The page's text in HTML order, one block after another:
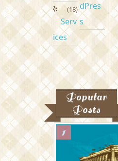
Serv
ices
(18) dPres
s
Popular
Posts